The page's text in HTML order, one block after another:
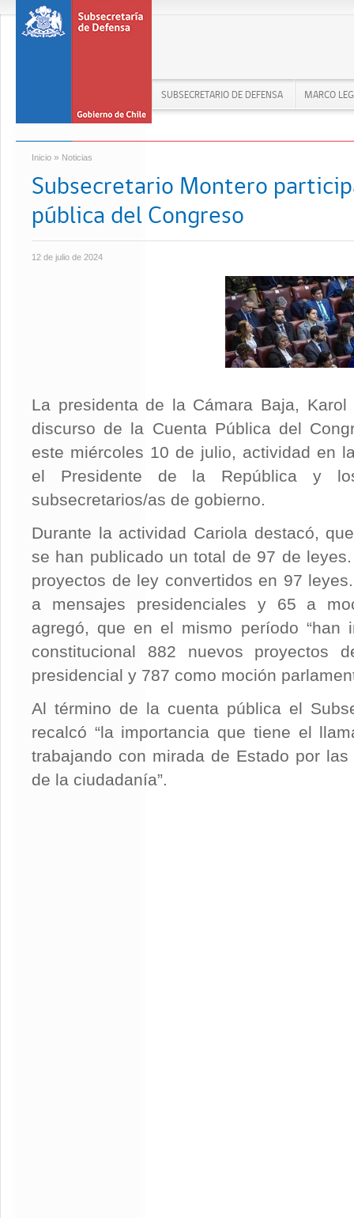
SUBSECRETARIO DE DEFENSA MARCO
Inicio » Noticias
Subsecretario Montero
pública del Congreso
12 de julio de 2024
La presidenta de la Cámara Baja,
discurso de la Cuenta Pública del
este miércoles 10 de julio, actividad en
el Presidente de la República y
subsecretarios/as de gobierno.
Durante la actividad Cariola destacó,
se han publicado un total de 97 de
proyectos de ley convertidos en 97
a mensajes presidenciales y 65 a
agregó, que en el mismo período “han
constitucional 882 nuevos proyectos
presidencial y 787 como moción
Al término de la cuenta pública el
recalcó “la importancia que tiene el
trabajando con mirada de Estado por
de la ciudadanía”.